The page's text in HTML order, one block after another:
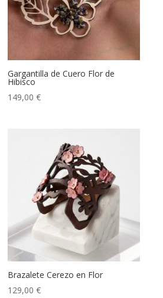
Gargantilla de Cuero Flor de
Hibisco
149,00 €
Brazalete Cerezo en Flor
129,00 €